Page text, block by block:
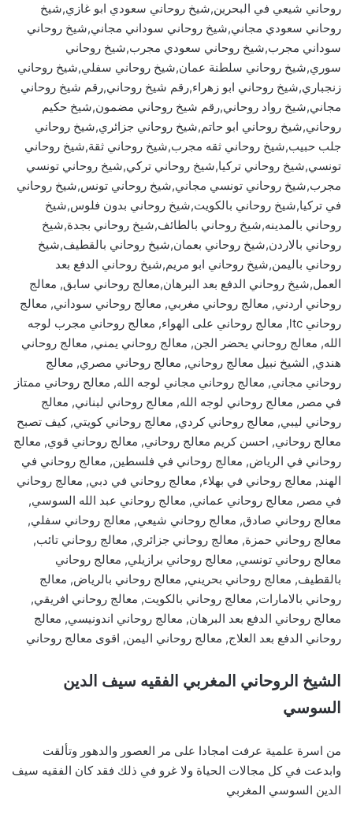
روحاني شيعي في البحرين,شيخ روحاني سعودي ابو غازي,شيخ
روحاني سعودي مجاني,شيخ روحاني سوداني مجاني,شيخ روحاني
سوداني مجرب,شيخ روحاني سعودي مجرب,شيخ روحاني
سوري,شيخ روحاني سلطنة عمان,شيخ روحاني سفلي,شيخ روحاني
زنجباري,شيخ روحاني ابو زهراء,رقم شيخ روحاني,رقم شيخ روحاني
مجاني,شيخ رواد روحاني,رقم شيخ روحاني مضمون,شيخ حكيم
روحاني,شيخ روحاني ابو حاتم,شيخ روحاني جزائري,شيخ روحاني
جلب حبيب,شيخ روحاني ثقه مجرب,شيخ روحاني ثقة,شيخ روحاني
تونسي,شيخ روحاني تركيا,شيخ روحاني تركي,شيخ روحاني تونسي
مجرب,شيخ روحاني تونسي مجاني,شيخ روحاني تونس,شيخ روحاني
في تركيا,شيخ روحاني بالكويت,شيخ روحاني بدون فلوس,شيخ
روحاني بالمدينه,شيخ روحاني بالطائف,شيخ روحاني بجدة,شيخ
روحاني بالاردن,شيخ روحاني بعمان,شيخ روحاني بالقطيف,شيخ
روحاني باليمن,شيخ روحاني ابو مريم,شيخ روحاني الدفع بعد
العمل,شيخ روحاني الدفع بعد البرهان,معالج روحاني سابق, معالج
روحاني اردني, معالج روحاني مغربي, معالج روحاني سوداني, معالج
روحاني ltc, معالج روحاني على الهواء, معالج روحاني مجرب لوجه
الله, معالج روحاني يحضر الجن, معالج روحاني يمني, معالج روحاني
هندي, الشيخ نبيل معالج روحاني, معالج روحاني مصري, معالج
روحاني مجاني, معالج روحاني مجاني لوجه الله, معالج روحاني ممتاز
في مصر, معالج روحاني لوجه الله, معالج روحاني لبناني, معالج
روحاني ليبي, معالج روحاني كردي, معالج روحاني كويتي, كيف تصبح
معالج روحاني, احسن كريم معالج روحاني, معالج روحاني قوي, معالج
روحاني في الرياض, معالج روحاني في فلسطين, معالج روحاني في
الهند, معالج روحاني في بهلاء, معالج روحاني في دبي, معالج روحاني
في مصر, معالج روحاني عماني, معالج روحاني عبد الله السوسي,
معالج روحاني صادق, معالج روحاني شيعي, معالج روحاني سفلي,
معالج روحاني حمزة, معالج روحاني جزائري, معالج روحاني تائب,
معالج روحاني تونسي, معالج روحاني برازيلي, معالج روحاني
بالقطيف, معالج روحاني بحريني, معالج روحاني بالرياض, معالج
روحاني بالامارات, معالج روحاني بالكويت, معالج روحاني افريقي,
معالج روحاني الدفع بعد البرهان, معالج روحاني اندونيسي, معالج
روحاني الدفع بعد العلاج, معالج روحاني اليمن, اقوى معالج روحاني
الشيخ الروحاني المغربي الفقيه سيف الدين
السوسي
من اسرة علمية عرفت امجادا على مر العصور والدهور وتألقت
وابدعت في كل مجالات الحياة ولا غرو في ذلك فقد كان الفقيه سيف
الدين السوسي المغربي